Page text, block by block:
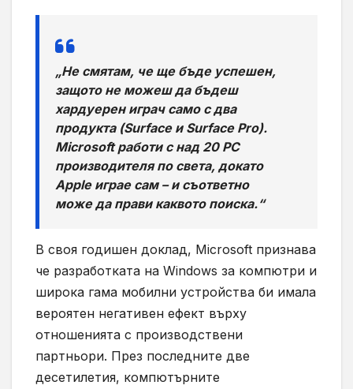
„Не смятам, че ще бъде успешен,
защото не можеш да бъдеш
хардуерен играч само с два
продукта (Surface и Surface Pro).
Microsoft работи с над 20 PC
производителя по света, докато
Apple играе сам – и съответно
може да прави каквото поиска.“
В своя годишен доклад, Microsoft признава
че разработката на Windows за компютри и
широка гама мобилни устройства би имала
вероятен негативен ефект върху
отношенията с производствени
партньори. През последните две
десетилетия, компютърните